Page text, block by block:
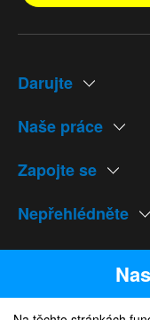
Darujte
Naše práce
Zapojte se
Nepřehlédněte
Naše weby